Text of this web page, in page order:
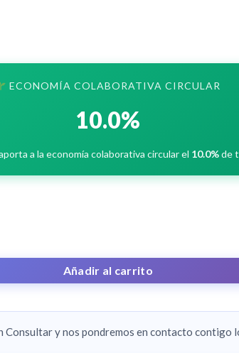
ECONOMÍA COLABORATIVA CIRCULAR
10.0%
a la economía colaborativa circular el 10.0%de
Añadir al carrito
Consultar y nos pondremos en contacto contigo